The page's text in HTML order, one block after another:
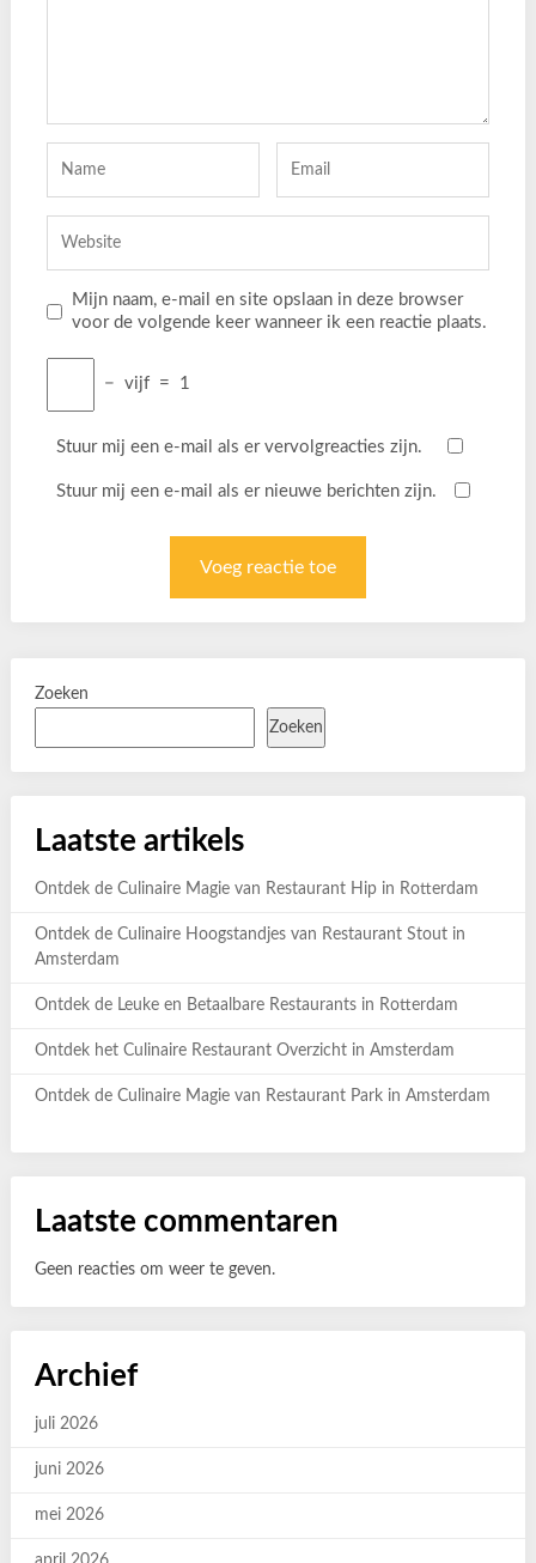
Mijn naam, e-mail en site opslaan in deze browser
voor de volgende keer wanneer ik een reactie plaats.
− vijf = 1
Stuur mij een e-mail als er vervolgreacties zijn.
Stuur mij een e-mail als er nieuwe berichten zijn.
Zoeken
Zoeken
Laatste artikels
Ontdek de Culinaire Magie van Restaurant Hip in Rotterdam
Ontdek de Culinaire Hoogstandjes van Restaurant Stout in
Amsterdam
Ontdek de Leuke en Betaalbare Restaurants in Rotterdam
Ontdek het Culinaire Restaurant Overzicht in Amsterdam
Ontdek de Culinaire Magie van Restaurant Park in Amsterdam
Laatste commentaren
Geen reacties om weer te geven.
Archief
juli 2026
juni 2026
mei 2026